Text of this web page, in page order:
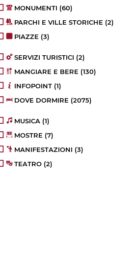
MONUMENTI (60)
PARCHI E VILLE STORICHE (2)
PIAZZE (3)
SERVIZI TURISTICI (2)
MANGIARE E BERE (130)
INFOPOINT (1)
DOVE DORMIRE (2075)
MUSICA (1)
MOSTRE (7)
MANIFESTAZIONI (3)
TEATRO (2)